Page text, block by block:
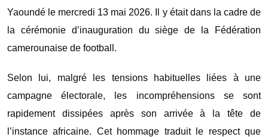
Yaoundé le mercredi 13 mai 2026. Il y était dans la cadre de
la cérémonie d’inauguration du siège de la Fédération
camerounaise de football.
Selon lui, malgré les tensions habituelles liées à une
campagne électorale, les incompréhensions se sont
rapidement dissipées après son arrivée à la tête de
l’instance africaine. Cet hommage traduit le respect que